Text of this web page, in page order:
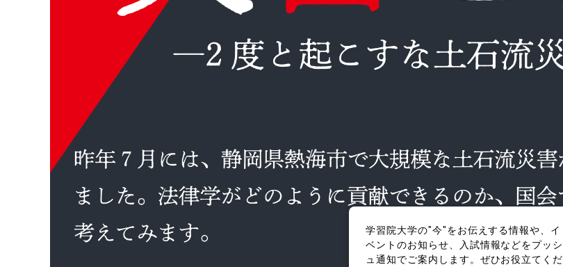
学習院大学の"今"をお伝えする情報や、イ
ベントのお知らせ、入試情報などをプッシ
ュ通知でご案内します。ぜひお役立てくだ